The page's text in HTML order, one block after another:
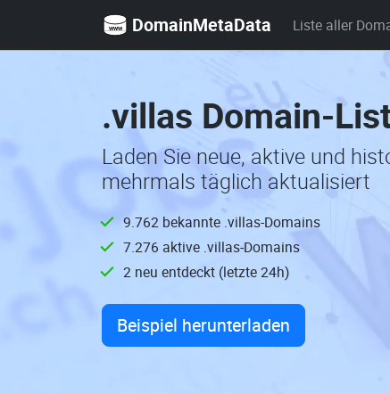
DomainMetaData Liste aller
.villas Domain-
Laden Sie neue, aktive und
mehrmals täglich aktualisiert
9.762 bekannte .villas-Domains
7.276 aktive .villas-Domains
2 neu entdeckt (letzte 24h)
Beispiel herunterladen